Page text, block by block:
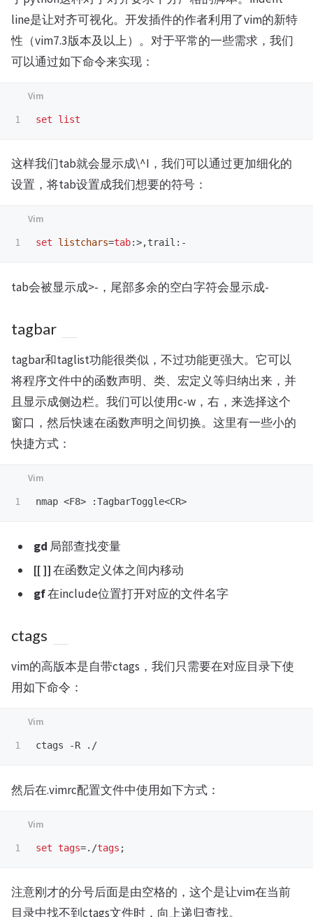
line是让对齐可视化。开发插件的作者利用了vim的新特
性（vim7.3版本及以上）。对于平常的一些需求，我们
可以通过如下命令来实现：
set list
这样我们tab就会显示成\^I，我们可以通过更加细化的
设置，将tab设置成我们想要的符号：
set listchars=tab:>,trail :-
tab会被显示成>-，尾部多余的空白字符会显示成-
tagbar
tagbar和taglist功能很类似，不过功能更强大。它可以
将程序文件中的函数声明、类、宏定义等归纳出来，并
且显示成侧边栏。我们可以使用c-w，右，来选择这个
窗口，然后快速在函数声明之间切换。这里有一些小的
快捷方式：
nmap <F8> :TagbarToggle<CR>
gd 局部查找变量
[[]]在函数定义体之间内移动
gf在include位置打开对应的文件名字
ctags
vim的高版本是自带ctags，我们只需要在对应目录下使
用如下命令：
ctags -R .
然后在.vimrc配置文件中使用如下方式：
set tags=. /tags
注意刚才的分号后面是由空格的，这个是让vim在当前
目录中找不到ctags文件时，向上递归查找。